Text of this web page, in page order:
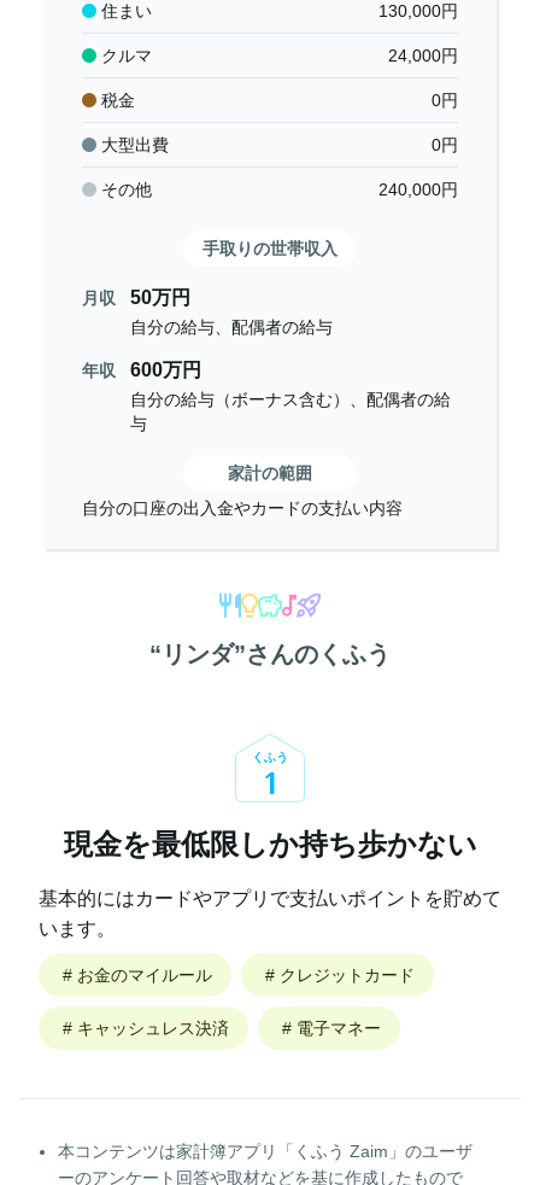
住まい 130,000円
クルマ 24,000円
税金 0円
大型出費 0円
その他 240,000円
手取りの世帯収入
月収 50万円
自分の給与、配偶者の給与
年収 600万円
自分の給与（ボーナス含む）、配偶者の給
与
家計の範囲
自分の口座の出入金やカードの支払い内容
“ リンダ”さんのくふう
くふう
1
現金を最低限しか持ち歩かない
基本的にはカードやアプリで支払いポイントを貯めて
います。
# お金のマイルール # クレジットカード
# キャッシュレス決済 # 電子マネー
本コンテンツは家計簿アプリ「くふう Zaim」のユーザ
ーのアンケート回答や取材などを基に作成したもので